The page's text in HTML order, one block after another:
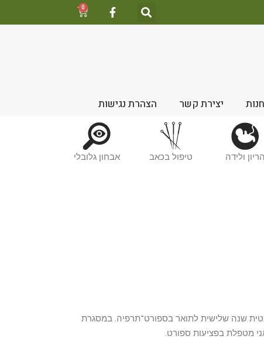
0
חנות יצירת קשר הצהרת נגישות
הריון ולידה טיפול בכאב אבחון גלובלי
שנה שלישית לתואר בספורט־תרפיה. במסגרת
מטפלת בפציעות ספורט.